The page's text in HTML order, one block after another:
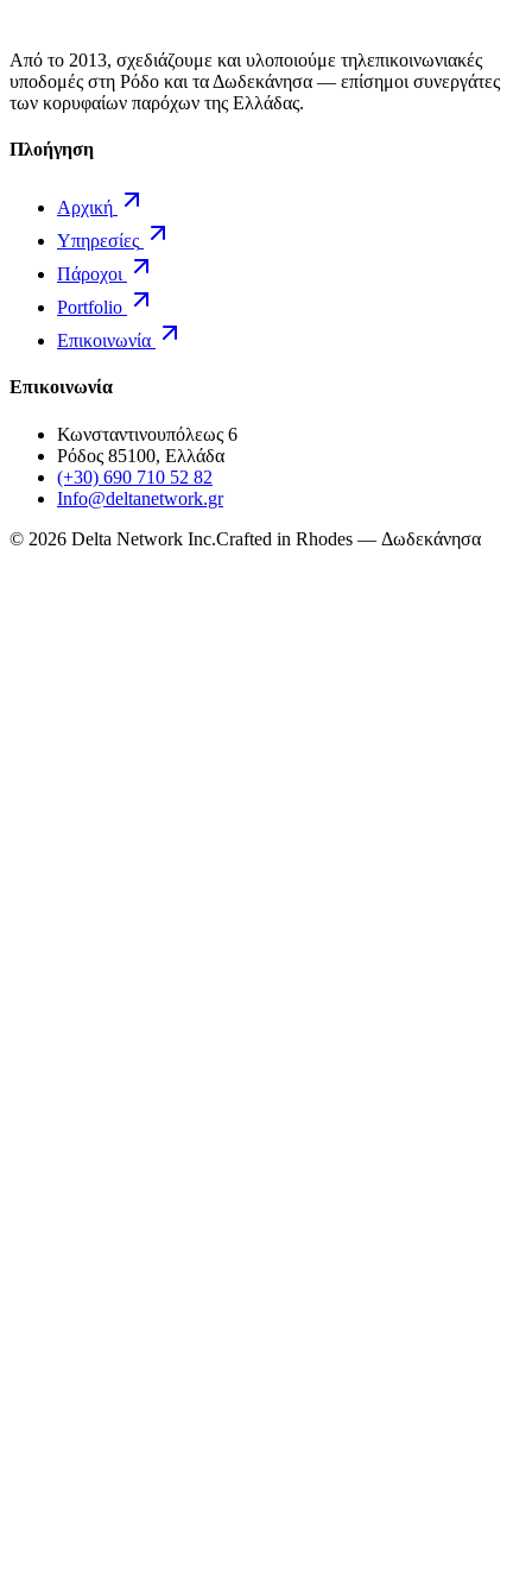
Από το 2013, σχεδιάζουμε και υλοποιούμε τηλεπικοινωνιακές
υποδομές στη Ρόδο και τα Δωδεκάνησα — επίσημοι συνεργάτες
των κορυφαίων παρόχων της Ελλάδας.
Πλοήγηση
Αρχική
Υπηρεσίες
Πάροχοι
Portfolio
Επικοινωνία
Επικοινωνία
Κωνσταντινουπόλεως 6
Ρόδος 85100, Ελλάδα
(+30) 690 710 52 82
Info@deltanetwork.gr
© 2026 Delta Network Inc.Crafted in Rhodes — Δωδεκάνησα